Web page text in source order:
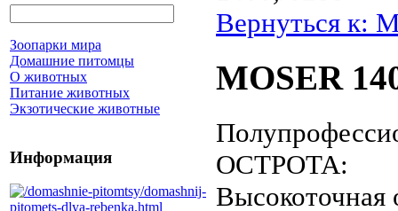
Зоопарки мира
Домашние питомцы
О животных
Питание животных
Экзотические животные
Информация
Вернуться к:
MOSER
ОСТРОТА: